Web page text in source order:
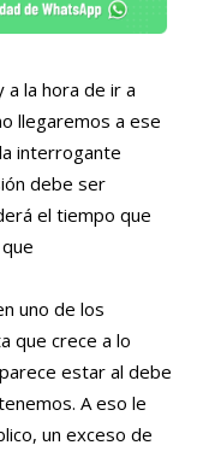
a la hora de ir a
llegaremos a ese
interrogante
debe ser
el tiempo que
uno de los
que crece a lo
estar al debe
A eso le
un exceso de